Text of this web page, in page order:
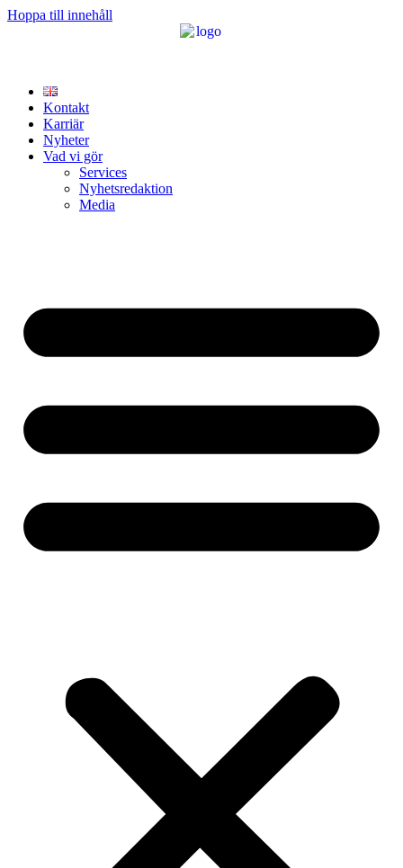
Hoppa till innehåll
Kontakt
Karriär
Nyheter
Vad vi gör
Services
Nyhetsredaktion
Media